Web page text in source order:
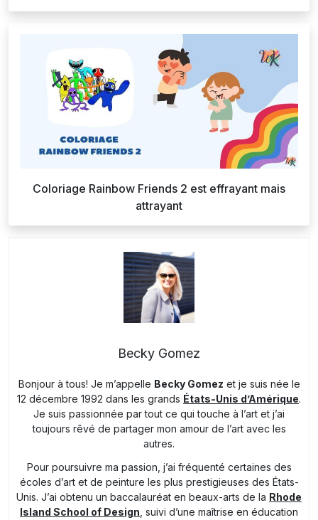
Coloriage Rainbow Friends 2 est effrayant mais
attrayant
Becky Gomez
Bonjour à tous! Je m’appelle Becky Gomez et je suis née le
12 décembre 1992 dans les grands États-Unis d’Amérique.
Je suis passionnée par tout ce qui touche à l’art et j’ai
toujours rêvé de partager mon amour de l’art avec les
autres.
Pour poursuivre ma passion, j’ai fréquenté certaines des
écoles d’art et de peinture les plus prestigieuses des États-
Unis. J’ai obtenu un baccalauréat en beaux-arts de la Rhode
Island School of Design, suivi d’une maîtrise en éducation